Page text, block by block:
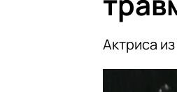
Актриса